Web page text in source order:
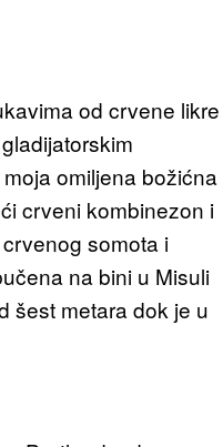
od crvene likre
omiljena božićna
crveni kombinezon i
somota i
na bini u Misuli
šest metara dok je u